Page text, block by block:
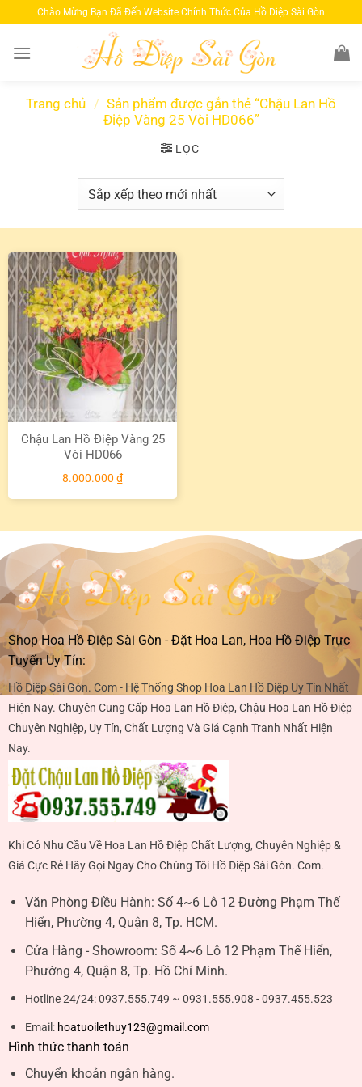
qua
nội
Chào Mừng Bạn Đã Đến Website Chính Thức Của Hồ Diệp Sài Gòn
Trang chủ / Sản phẩm được gắn thẻ “Chậu Lan Hồ
Điệp Vàng 25 Vòi HD066”
LỌC
Chậu Lan Hồ Điệp Vàng 25
Vòi HD066
8.000.000 ₫
Shop Hoa Hồ Điệp Sài Gòn - Đặt Hoa Lan, Hoa Hồ Điệp Trực
Tuyến Uy Tín:
Hồ Điệp Sài Gòn. Com - Hệ Thống Shop Hoa Lan Hồ Điệp Uy Tín Nhất
Hiện Nay. Chuyên Cung Cấp Hoa Lan Hồ Điệp, Chậu Hoa Lan Hồ Điệp
Chuyên Nghiệp, Uy Tín, Chất Lượng Và Giá Cạnh Tranh Nhất Hiện
Nay.
Khi Có Nhu Cầu Về Hoa Lan Hồ Điệp Chất Lượng, Chuyên Nghiệp &
Giá Cực Rẻ Hãy Gọi Ngay Cho Chúng Tôi Hồ Điệp Sài Gòn. Com.
Văn Phòng Điều Hành: Số 4~6 Lô 12 Đường Phạm Thế
Hiển, Phường 4, Quận 8, Tp. HCM.
Cửa Hàng - Showroom: Số 4~6 Lô 12 Phạm Thế Hiển,
Phường 4, Quận 8, Tp. Hồ Chí Minh.
Hotline 24/24:0937.555.749 ~ 0931.555.908 - 0937.455.523
Email: hoatuoilethuy123@gmail.com
Hình thức thanh toán
Chuyển khoản ngân hàng.